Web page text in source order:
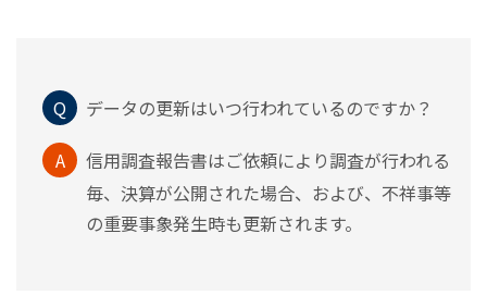
Q
データの更新はいつ行われているのですか？
A
信用調査報告書はご依頼により調査が行われる
毎、決算が公開された場合、および、不祥事等
の重要事象発生時も更新されます。